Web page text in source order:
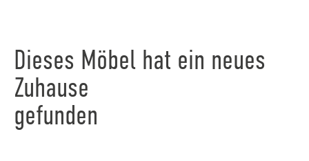
Dieses Möbel hat ein neues
Zuhause
gefunden